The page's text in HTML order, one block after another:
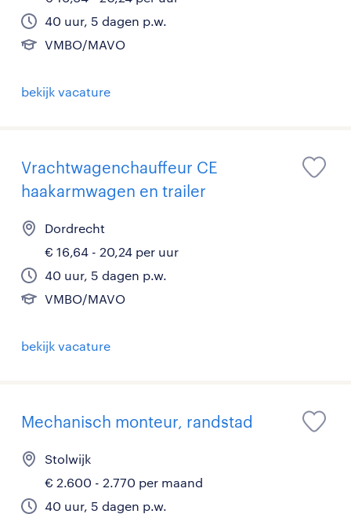
40 uur, 5 dagen p.w.
VMBO/MAVO
bekijk vacature
Vrachtwagenchauffeur CE
haakarmwagen en trailer
Dordrecht
€ 16,64 - 20,24 per uur
40 uur, 5 dagen p.w.
VMBO/MAVO
bekijk vacature
Mechanisch monteur, randstad
Stolwijk
€ 2.600 - 2.770 per maand
40 uur, 5 dagen p.w.